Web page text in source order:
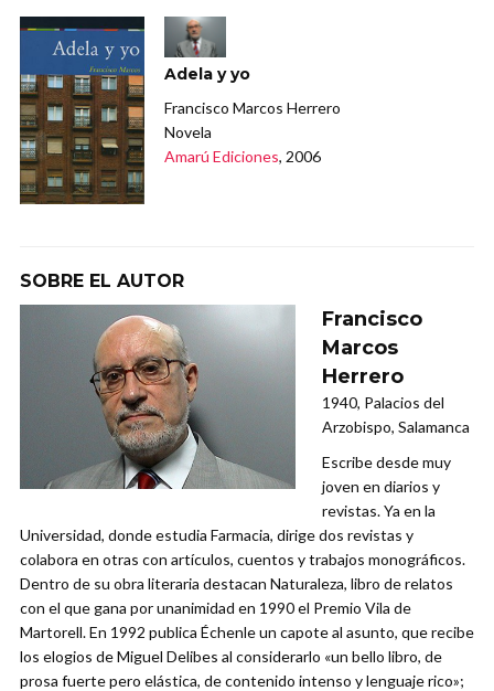
Adela y yo
Francisco Marcos Herrero
Novela
Amarú Ediciones, 2006
SOBRE EL AUTOR
Francisco
Marcos
Herrero
1940, Palacios del
Arzobispo, Salamanca
Escribe desde muy
joven en diarios y
revistas. Ya en la
Universidad, donde estudia Farmacia, dirige dos revistas y
colabora en otras con artículos, cuentos y trabajos monográficos.
Dentro de su obra literaria destacan Naturaleza, libro de relatos
con el que gana por unanimidad en 1990 el Premio Vila de
Martorell. En 1992 publica Échenle un capote al asunto, que recibe
los elogios de Miguel Delibes al considerarlo «un bello libro, de
prosa fuerte pero elástica, de contenido intenso y lenguaje rico»;